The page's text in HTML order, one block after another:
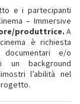
e i partecipanti
– Immersive
produttrice.A
è richiesta
e/o
background
l’abilità nel